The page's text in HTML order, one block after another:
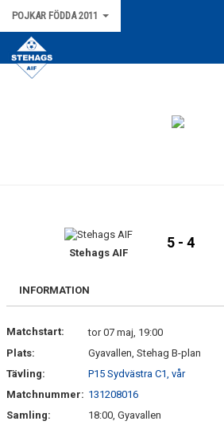
POJKAR FÖDDA 2011
HEM
SERIETABELL P15 SYDVÄSTRA C1 VÅR 2026
BILDGALLERI
Stehags AIF
5 - 4
INFORMATION
Matchstart:
tor 07 maj, 19:00
Plats:
Gyavallen, Stehag B-plan
Tävling:
P15 Sydvästra C1, vår
Matchnummer: 131208016
Samling:
18:00, Gyavallen